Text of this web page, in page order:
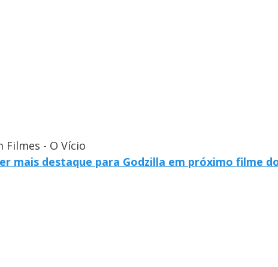
Filmes - O Vício
mais destaque para Godzilla em próximo filme